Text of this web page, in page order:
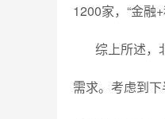
1200家，“金融
综上所述，
需求。考虑到